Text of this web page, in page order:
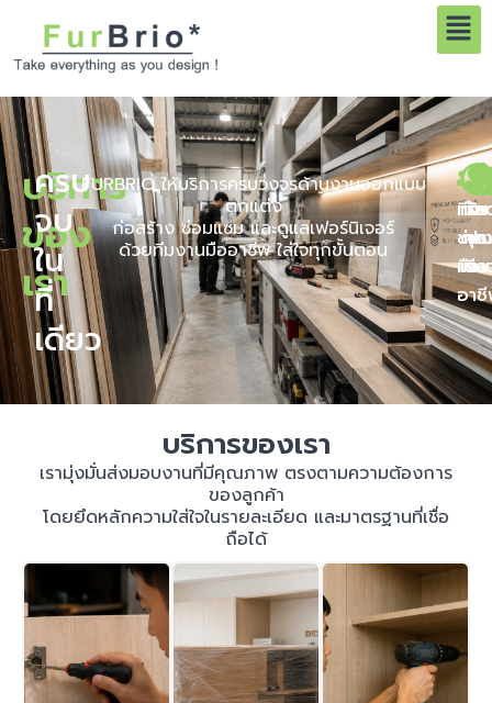
content
เมนู
บริการ
ของ
เรา
ครบ
จบ
ใน
ที่
เดียว
FURBRIO ให้บริการครบวงจรด้านงานออกแบบ
ตกแต่ง
ก่อสร้าง ซ่อมแซม และดูแลเฟอร์นิเจอร์
ด้วยทีมงานมืออาชีพ ใส่ใจทุกขั้นตอน
ทีม
ช่าง
มือ
อา
ทำ
ตร
เวล
วัส
คุ
ดี
รับ
ปร
งา
บริการของเรา
เรามุ่งมั่นส่งมอบงานที่มีคุณภาพ ตรงตามความต้องการ
ของลูกค้า
โดยยึดหลักความใส่ใจในรายละเอียด และมาตรฐานที่เชื่อ
ถือได้